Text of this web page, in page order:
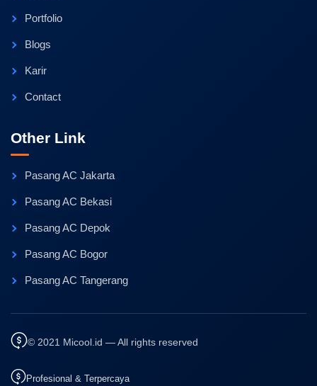
Portfolio
Blogs
Karir
Contact
Other Link
Pasang AC Jakarta
Pasang AC Bekasi
Pasang AC Depok
Pasang AC Bogor
Pasang AC Tangerang
© 2021 Micool.id — All rights reserved
Profesional & Terpercaya